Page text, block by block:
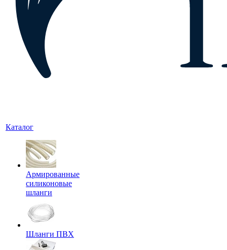
Каталог
Армированные
силиконовые
шланги
Шланги ПВХ